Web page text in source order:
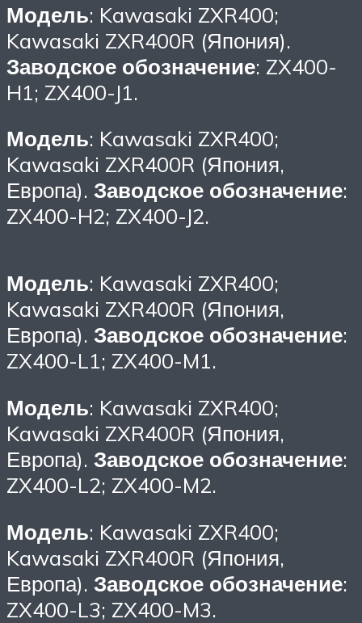
Модель: Kawasaki ZXR400;
Kawasaki ZXR400R (Япония).
Заводское обозначение: ZX400-
H1; ZX400-J1.
Модель: Kawasaki ZXR400;
Kawasaki ZXR400R (Япония,
Европа). Заводское обозначение:
ZX400-H2; ZX400-J2.
Модель: Kawasaki ZXR400;
Kawasaki ZXR400R (Япония,
Европа). Заводское обозначение:
ZX400-L1; ZX400-M1.
Модель: Kawasaki ZXR400;
Kawasaki ZXR400R (Япония,
Европа). Заводское обозначение:
ZX400-L2; ZX400-M2.
Модель: Kawasaki ZXR400;
Kawasaki ZXR400R (Япония,
Европа). Заводское обозначение:
ZX400-L3; ZX400-M3.